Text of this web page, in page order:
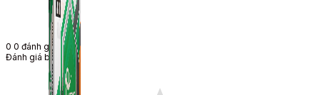
0 0 đánh giá
Đánh giá bài viết